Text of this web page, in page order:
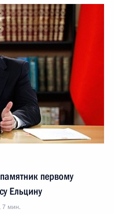
первому
Ельцину
7 мин.